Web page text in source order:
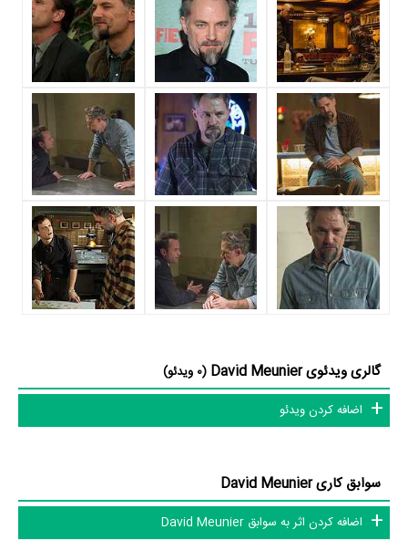
David Meunier سال 1394 در 43 سالگی در
سریال آکواریسنقش
مهمی بازی کرده است که توانست با مهارت خود، آن نقش و همچنین
خودش را میان مخاطبان تلویزیون مطرح کند. David Meunier توانست
با بازی درسریال آکواریس
تجربه بازیگری موفقی برای خود رقم بزند و
همکاری در کنار بازیگرانی نظیردیوید دوکاونی، Emma Dumont، Grey
DamonوGethin Anthonyبر تجارب او افزود.
یکی از ویژگی‌های حرفه‌ای بیوگرافی David Meunier آن هست که در
مدت زمان بازیگری خود، هم در تلویزیون و هم در سینما بازی کرده است.
در مجموع در کارنامه 45 ساله و بیوگرافی David Meunier آثار مهمی
وجود دارد. اگر می‌خواهید با بیوگرافی David Meunier و زندگی حرفه‌ای و
اختصاصی دارند که اطلاعات کامل معرفی آنها تهیه شده است. امتیازی که
هر یک از آثار David Meunier در منظوم دارند، نمره و امتیازی است که
مردم از یک تا ده به آنها داده‌اند. در واقع هر چقدر David Meunier در آثار
مثلا اثری که در بیوگرافی David Meunier بیشترین امتیاز را از مردم گرفته
گالری ویدئوی David Meunier
(0 ویدئو)
اضافه کردن ویدئو
سوابق کاری David Meunier
اضافه کردن اثر به سوابق David Meunier